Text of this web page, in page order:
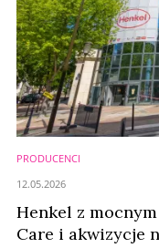
PRODUCENCI
Henkel z
Care i akwizycje
12.05.2026